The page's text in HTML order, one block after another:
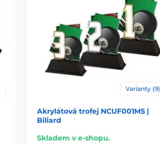
Varianty (9)
Akrylátová trofej NCUF001M5 |
Biliard
Skladem v e-shopu.